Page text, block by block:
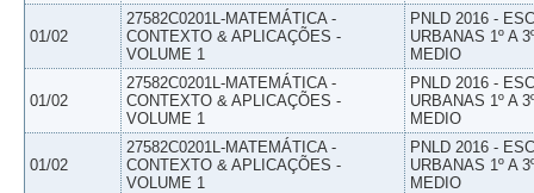
01/02
27582C0201L-MATEMÁTICA -
CONTEXTO & APLICAÇÕES -
VOLUME 1
PNLD 2016 -
URBANAS 1º A
MEDIO
01/02
27582C0201L-MATEMÁTICA -
CONTEXTO & APLICAÇÕES -
VOLUME 1
PNLD 2016 -
URBANAS 1º A
MEDIO
01/02
27582C0201L-MATEMÁTICA -
CONTEXTO & APLICAÇÕES -
VOLUME 1
PNLD 2016 -
URBANAS 1º A
MEDIO